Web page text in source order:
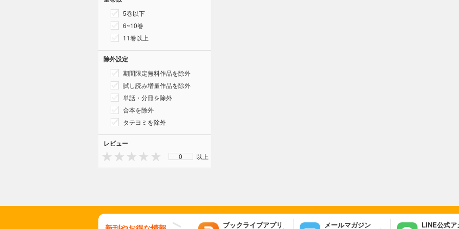
5巻以下
6~10巻
11巻以上
除外設定
期間限定無料作品を除外
試し読み増量作品を除外
単話・分冊を除外
合本を除外
タテヨミを除外
レビュー
0 以上
ブックライブアプリ メールマガジン LINE公式ア